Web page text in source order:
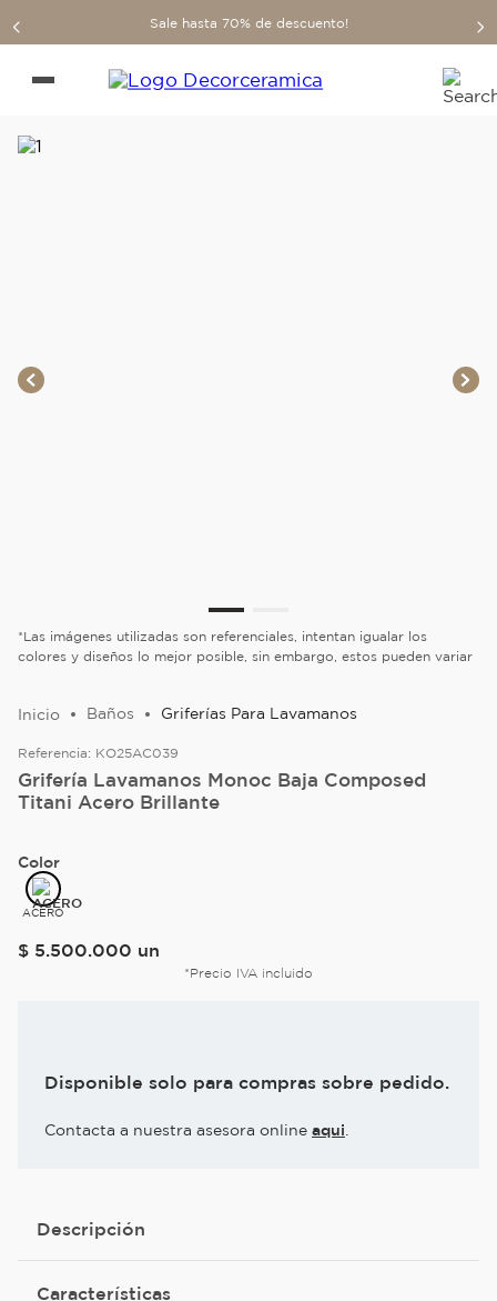
Sale hasta 70% de descuento!
*Las imágenes utilizadas son referenciales, intentan igualar los
colores y diseños lo mejor posible, sin embargo, estos pueden variar
Baños Griferías Para Lavamanos
Referencia: KO25AC039
Grifería Lavamanos Monoc Baja Composed
Titani Acero Brillante
Color
ACERO
$ 5.500.000 un
*Precio IVA incluido
Disponible solo para compras sobre pedido.
Contacta a nuestra asesora online aqui
Descripción
Características